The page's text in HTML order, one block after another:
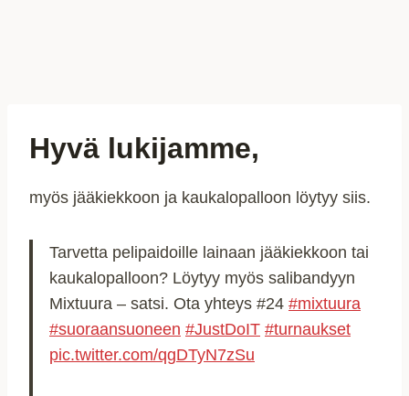
Hyvä lukijamme,
myös jääkiekkoon ja kaukalopalloon löytyy siis.
Tarvetta pelipaidoille lainaan jääkiekkoon tai
kaukalopalloon? Löytyy myös salibandyyn
Mixtuura – satsi. Ota yhteys #24 #mixtuura
#suoraansuoneen #JustDoIT #turnaukset
pic.twitter.com/qgDTyN7zSu